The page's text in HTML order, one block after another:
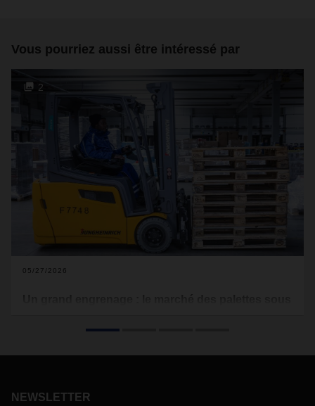
Vous pourriez aussi être intéressé par
2
05/27/2026
chains et font tourner la logistique : les europalettes.
cette évidence commence à vaciller. Les palettes de qualité
NEWSLETTER